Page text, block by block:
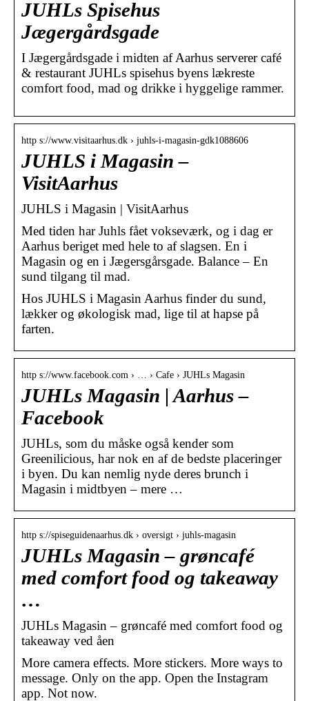
JUHLs Spisehus
Jægergårdsgade
I Jægergårdsgade i midten af Aarhus serverer café
& restaurant JUHLs spisehus byens lækreste
comfort food, mad og drikke i hyggelige rammer.
http s://www.visitaarhus.dk › juhls-i-magasin-gdk1088606
JUHLS i Magasin –
VisitAarhus
JUHLS i Magasin | VisitAarhus
Med tiden har Juhls fået vokseværk, og i dag er
Aarhus beriget med hele to af slagsen. En i
Magasin og en i Jægersgårsgade. Balance – En
sund tilgang til mad.
Hos JUHLS i Magasin Aarhus finder du sund,
lækker og økologisk mad, lige til at hapse på
farten.
http s://www.facebook.com › … › Cafe › JUHLs Magasin
JUHLs Magasin | Aarhus –
Facebook
JUHLs, som du måske også kender som
Greenilicious, har nok en af de bedste placeringer
i byen. Du kan nemlig nyde deres brunch i
Magasin i midtbyen – mere …
http s://spiseguidenaarhus.dk › oversigt › juhls-magasin
JUHLs Magasin – grøncafé
med comfort food og takeaway
…
JUHLs Magasin – grøncafé med comfort food og
takeaway ved åen
More camera effects. More stickers. More ways to
message. Only on the app. Open the Instagram
app. Not now.